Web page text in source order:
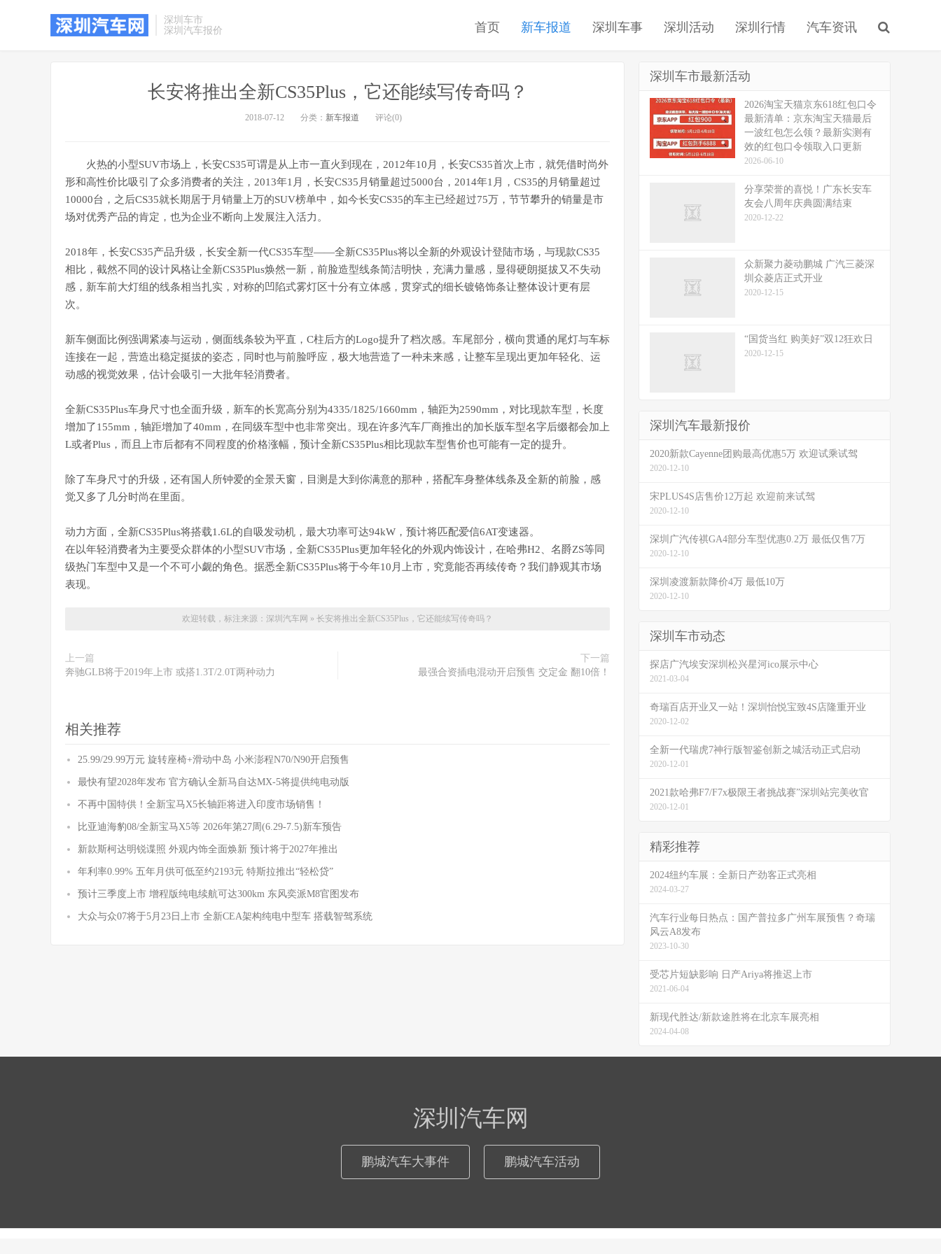
深圳车市
深圳汽车报价
首页 新车报道 深圳车事 深圳活动 深圳行情 汽车资讯
长安将推出全新CS35Plus，它还能续写传奇吗？
2018-07-12 分类： 新车报道 评论(0)
火热的小型SUV市场上，长安CS35可谓是从上市一直火到现在，2012年10月，长安CS35首次上市，就凭借时尚外
形和高性价比吸引了众多消费者的关注，2013年1月，长安CS35月销量超过5000台，2014年1月，CS35的月销量超过
10000台，之后CS35就长期居于月销量上万的SUV榜单中，如今长安CS35的车主已经超过75万，节节攀升的销量是市
场对优秀产品的肯定，也为企业不断向上发展注入活力。
2018年，长安CS35产品升级，长安全新一代CS35车型——全新CS35Plus将以全新的外观设计登陆市场，与现款CS35
相比，截然不同的设计风格让全新CS35Plus焕然一新，前脸造型线条简洁明快，充满力量感，显得硬朗挺拔又不失动
感，新车前大灯组的线条相当扎实，对称的凹陷式雾灯区十分有立体感，贯穿式的细长镀铬饰条让整体设计更有层
次。
新车侧面比例强调紧凑与运动，侧面线条较为平直，C柱后方的Logo提升了档次感。车尾部分，横向贯通的尾灯与车标
连接在一起，营造出稳定挺拔的姿态，同时也与前脸呼应，极大地营造了一种未来感，让整车呈现出更加年轻化、运
动感的视觉效果，估计会吸引一大批年轻消费者。
全新CS35Plus车身尺寸也全面升级，新车的长宽高分别为4335/1825/1660mm，轴距为2590mm，对比现款车型，长度
增加了155mm，轴距增加了40mm，在同级车型中也非常突出。现在许多汽车厂商推出的加长版车型名字后缀都会加上
L或者Plus，而且上市后都有不同程度的价格涨幅，预计全新CS35Plus相比现款车型售价也可能有一定的提升。
除了车身尺寸的升级，还有国人所钟爱的全景天窗，目测是大到你满意的那种，搭配车身整体线条及全新的前脸，感
觉又多了几分时尚在里面。
动力方面，全新CS35Plus将搭载1.6L的自吸发动机，最大功率可达94kW，预计将匹配爱信6AT变速器。
在以年轻消费者为主要受众群体的小型SUV市场，全新CS35Plus更加年轻化的外观内饰设计，在哈弗H2、名爵ZS等同
级热门车型中又是一个不可小觑的角色。据悉全新CS35Plus将于今年10月上市，究竟能否再续传奇？我们静观其市场
表现。
欢迎转载，标注来源： 深圳汽车网 » 长安将推出全新CS35Plus，它还能续写传奇吗？
上一篇
奔驰GLB将于2019年上市 或搭1.3T/2.0T两种动力
下一篇
最强合资插电混动开启预售 交定金 翻10倍！
相关推荐
25.99/29.99万元 旋转座椅+滑动中岛 小米澎程N70/N90开启预售
最快有望2028年发布 官方确认全新马自达MX-5将提供纯电动版
不再中国特供！全新宝马X5长轴距将进入印度市场销售！
比亚迪海豹08/全新宝马X5等 2026年第27周(6.29-7.5)新车预告
新款斯柯达明锐谍照 外观内饰全面焕新 预计将于2027年推出
年利率0.99% 五年月供可低至约2193元 特斯拉推出“轻松贷”
预计三季度上市 增程版纯电续航可达300km 东风奕派M8官图发布
大众与众07将于5月23日上市 全新CEA架构纯电中型车 搭载智驾系统
深圳车市最新活动
2026淘宝天猫京东618红包口令
最新清单：京东淘宝天猫最后
一波红包怎么领？最新实测有
效的红包口令领取入口更新
2026-06-10
分享荣誉的喜悦！广东长安车
友会八周年庆典圆满结束
2020-12-22
众新聚力菱动鹏城 广汽三菱深
圳众菱店正式开业
2020-12-15
“国货当红 购美好”双12狂欢日
2020-12-15
深圳汽车最新报价
2020新款Cayenne团购最高优惠5万 欢迎试乘试驾
2020-12-10
宋PLUS4S店售价12万起 欢迎前来试驾
2020-12-10
深圳广汽传祺GA4部分车型优惠0.2万 最低仅售7万
2020-12-10
深圳凌渡新款降价4万 最低10万
2020-12-10
深圳车市动态
探店广汽埃安深圳松兴星河ico展示中心
2021-03-04
奇瑞百店开业又一站！深圳怡悦宝致4S店隆重开业
2020-12-02
全新一代瑞虎7神行版智鉴创新之城活动正式启动
2020-12-01
2021款哈弗F7/F7x极限王者挑战赛”深圳站完美收官
2020-12-01
精彩推荐
2024纽约车展：全新日产劲客正式亮相
2024-03-27
汽车行业每日热点：国产普拉多广州车展预售？奇瑞
风云A8发布
2023-10-30
受芯片短缺影响 日产Ariya将推迟上市
2021-06-04
新现代胜达/新款途胜将在北京车展亮相
2024-04-08
深圳汽车网
鹏城汽车大事件 鹏城汽车活动